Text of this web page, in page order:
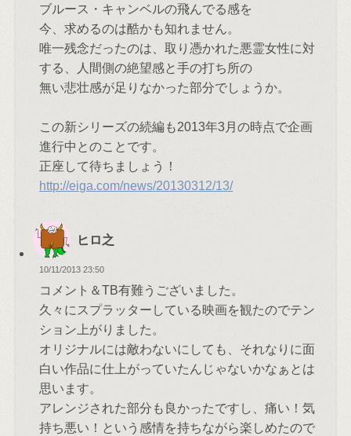
ブルース・キャンベルの飛んでる感を
今、求めるのは酷かも知れません。
唯一残念だったのは、取り憑かれた悪霊女性に対
する、人間側の絶望感と手の打ち所の
無い悲壮感が足りなかった部分でしょうか。
この新シリーズの続編も2013年3月の時点で企画
進行中とのことです。
正座して待ちましょう！
http://eiga.com/news/20130312/13/
ヒロ之
10/11/2013 23:50
コメント＆TB有難うございました。
久々にスプラッターしている映画を観たのでテン
ション上がりました。
オリジナルには敵わないにしても、それなりに面
白い作品に仕上がっていたんじゃないかなぁとは
思います。
アレンジされた部分も良かったですし、痛い！気
持ち悪い！という感情を持ちながら楽しめたので